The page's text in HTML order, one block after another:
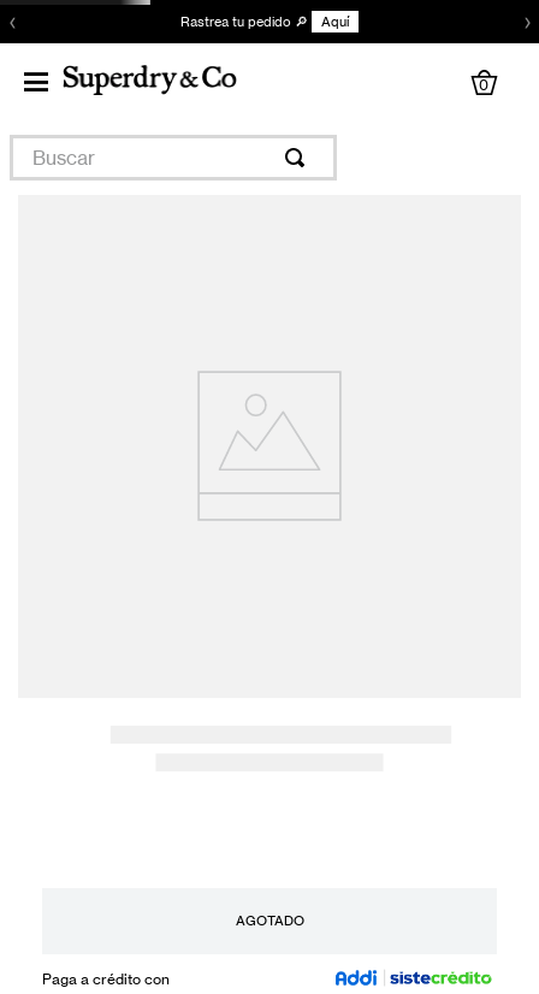
‹ Rastrea tu pedido 🔎 Aquí ›
0
Buscar
AGOTADO
Paga a crédito con